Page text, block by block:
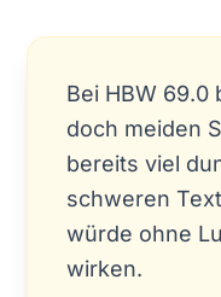
Bei HBW 69.0
doch meiden
bereits viel
schweren
würde ohne
wirken.